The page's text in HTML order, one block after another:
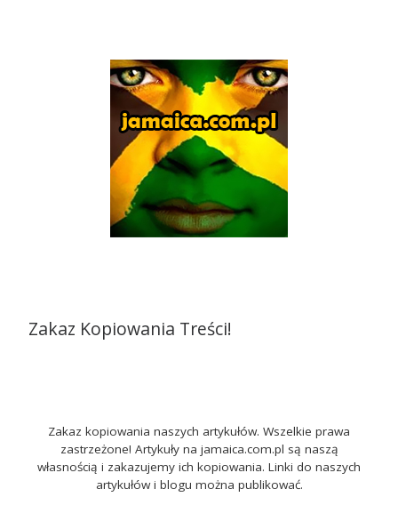
Zakaz Kopiowania Treści!
Zakaz kopiowania naszych artykułów. Wszelkie prawa
zastrzeżone! Artykuły na jamaica.com.pl są naszą
własnością i zakazujemy ich kopiowania. Linki do naszych
artykułów i blogu można publikować.